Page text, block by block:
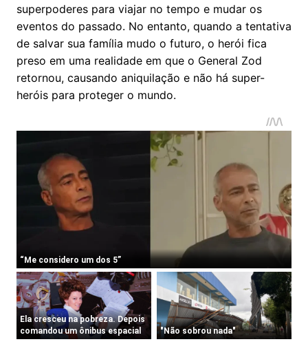
superpoderes para viajar no tempo e mudar os
eventos do passado. No entanto, quando a tentativa
de salvar sua família mudo o futuro, o herói fica
preso em uma realidade em que o General Zod
retornou, causando aniquilação e não há super-
heróis para proteger o mundo.